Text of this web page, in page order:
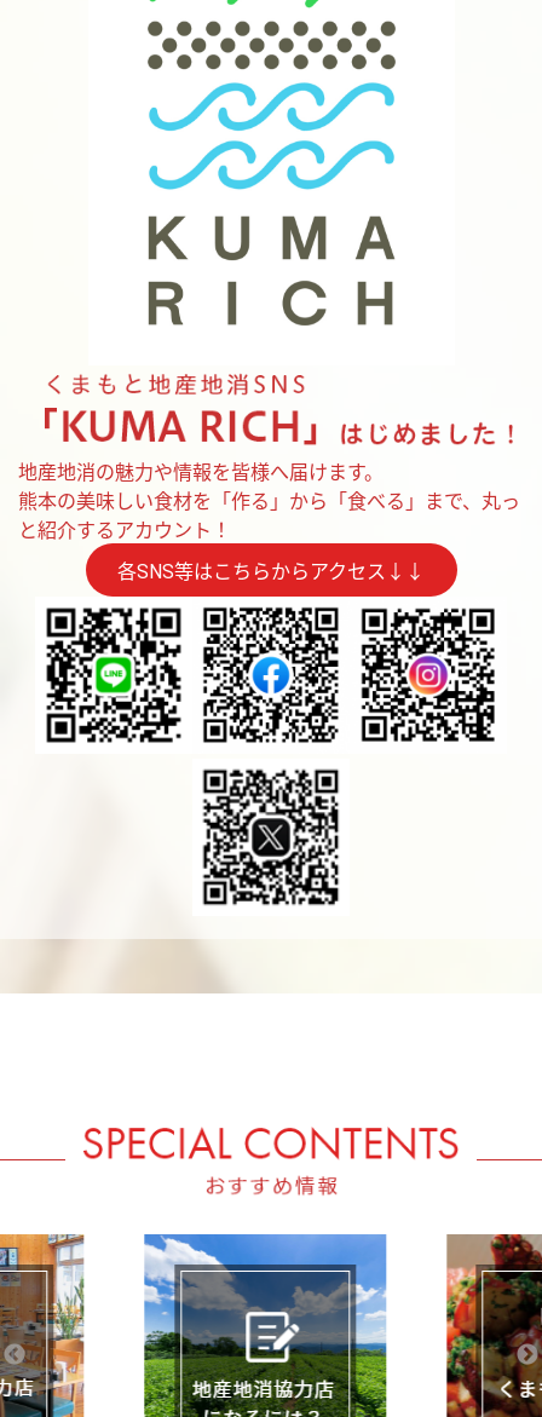
地産地消の魅力や情報を皆様へ届けます。
熊本の美味しい食材を「作る」から「食べる」まで、丸っ
と紹介するアカウント！
各SNS等はこちらからアクセス↓↓